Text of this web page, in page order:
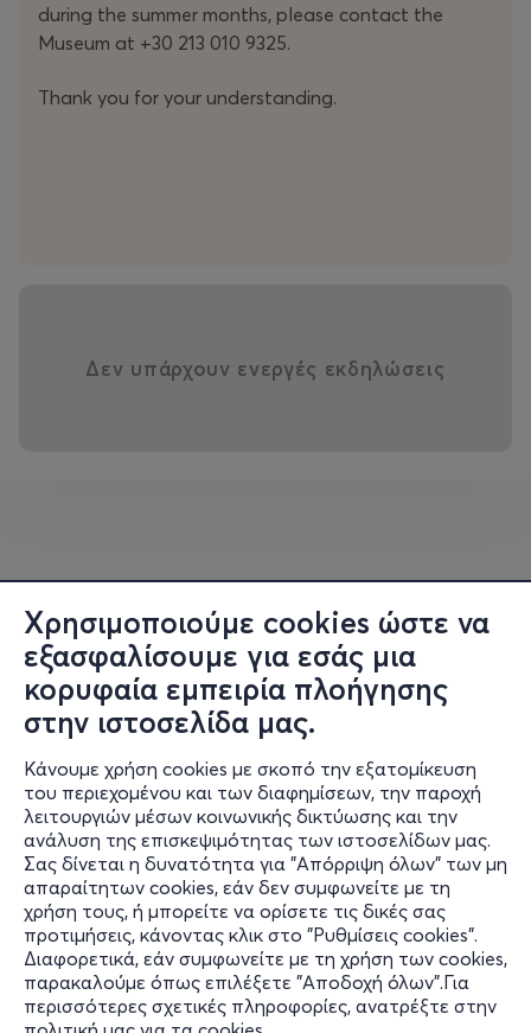
Χρησιμοποιούμε cookies ώστε να
εξασφαλίσουμε για εσάς μια
κορυφαία εμπειρία πλοήγησης
στην ιστοσελίδα μας.
Κάνουμε χρήση cookies με σκοπό την εξατομίκευση
του περιεχομένου και των διαφημίσεων, την παροχή
λειτουργιών μέσων κοινωνικής δικτύωσης και την
ανάλυση της επισκεψιμότητας των ιστοσελίδων μας.
Σας δίνεται η δυνατότητα για "Απόρριψη όλων" των μη
απαραίτητων cookies, εάν δεν συμφωνείτε με τη
χρήση τους, ή μπορείτε να ορίσετε τις δικές σας
προτιμήσεις, κάνοντας κλικ στο "Ρυθμίσεις cookies".
Διαφορετικά, εάν συμφωνείτε με τη χρήση των cookies,
παρακαλούμε όπως επιλέξετε "Αποδοχή όλων".Για
περισσότερες σχετικές πληροφορίες, ανατρέξτε στην
during the summer months, please contact the
Museum at +30 213 010 9325.
Thank you for your understanding.
Δεν υπάρχουν ενεργές εκδηλώσεις
Πληροφορίες
Υποστήριξη
Stay Connected